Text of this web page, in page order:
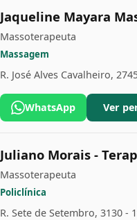
Jaqueline Mayara
Massoterapeuta
Massagem
R. José Alves Cavalheiro,
WhatsApp Ver
Juliano Morais -
Massoterapeuta
Policlínica
R. Sete de Setembro, 3130 -